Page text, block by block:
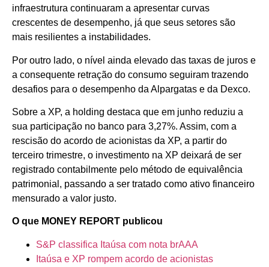
infraestrutura continuaram a apresentar curvas
crescentes de desempenho, já que seus setores são
mais resilientes a instabilidades.
Por outro lado, o nível ainda elevado das taxas de juros e
a consequente retração do consumo seguiram trazendo
desafios para o desempenho da Alpargatas e da Dexco.
Sobre a XP, a holding destaca que em junho reduziu a
sua participação no banco para 3,27%. Assim, com a
rescisão do acordo de acionistas da XP, a partir do
terceiro trimestre, o investimento na XP deixará de ser
registrado contabilmente pelo método de equivalência
patrimonial, passando a ser tratado como ativo financeiro
mensurado a valor justo.
O que MONEY REPORT publicou
S&P classifica Itaúsa com nota brAAA
Itaúsa e XP rompem acordo de acionistas